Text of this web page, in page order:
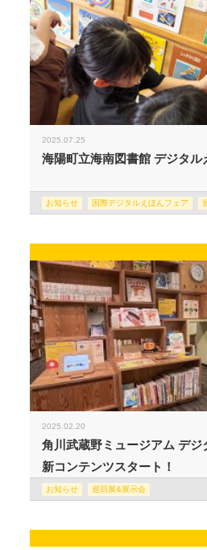
2025.07.25
海陽町立海南図書館 デジタル
お知らせ 国際デジタルえほんフェア
2025.02.20
角川武蔵野ミュージアム デジ
新コンテンツスタート！
お知らせ 巡回展&展示会